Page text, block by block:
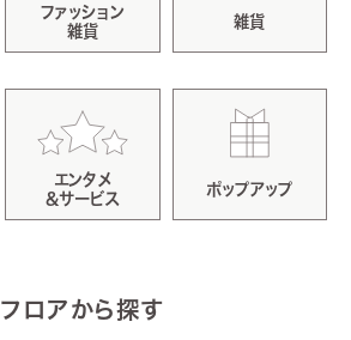
ファッション
雑貨
雑貨
エンタメ
&サービス
ポップアップ
フロアから探す